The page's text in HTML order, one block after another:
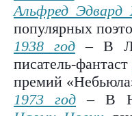
Альфред Эдвард
популярных
1938 год– В
писатель-фантаст
премий
1973 год – В